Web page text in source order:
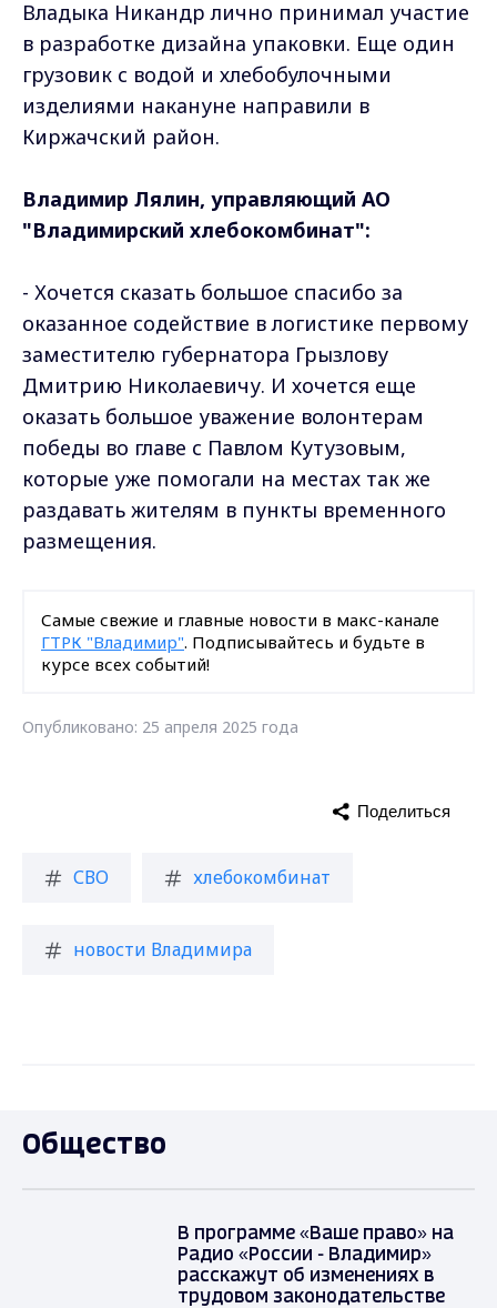
Владыка Никандр лично принимал участие
в разработке дизайна упаковки. Еще один
грузовик с водой и хлебобулочными
изделиями накануне направили в
Киржачский район.
Владимир Лялин, управляющий АО
"Владимирский хлебокомбинат":
- Хочется сказать большое спасибо за
оказанное содействие в логистике первому
заместителю губернатора Грызлову
Дмитрию Николаевичу. И хочется еще
оказать большое уважение волонтерам
победы во главе с Павлом Кутузовым,
которые уже помогали на местах так же
раздавать жителям в пункты временного
размещения.
Самые свежие и главные новости в макс-канале
ГТРК "Владимир". Подписывайтесь и будьте в
курсе всех событий!
Опубликовано: 25 апреля 2025 года
СВО хлебокомбинат
новости Владимира
Поделиться
Общество
В программе «Ваше право» на
Радио «России - Владимир»
расскажут об изменениях в
трудовом законодательстве